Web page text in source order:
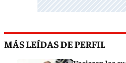
MÁS LEÍDAS DE PERFIL